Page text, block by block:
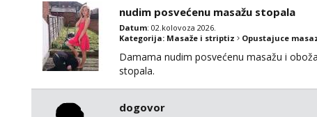
nudim posvećenu masažu stopala
Datum: 02.kolovoza 2026.
Kategorija: Masaže i striptiz Opustajuce
Damama nudim posvećenu masažu i
stopala.
dogovor